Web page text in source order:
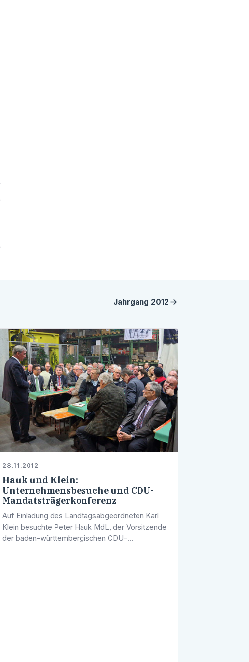
Jahrgang 2012
28.11.2012
Hauk und Klein:
Unternehmensbesuche und CDU-
Mandatsträgerkonferenz
Auf Einladung des Landtagsabgeordneten Karl
Klein besuchte Peter Hauk MdL, der Vorsitzende
der baden-württembergischen CDU-